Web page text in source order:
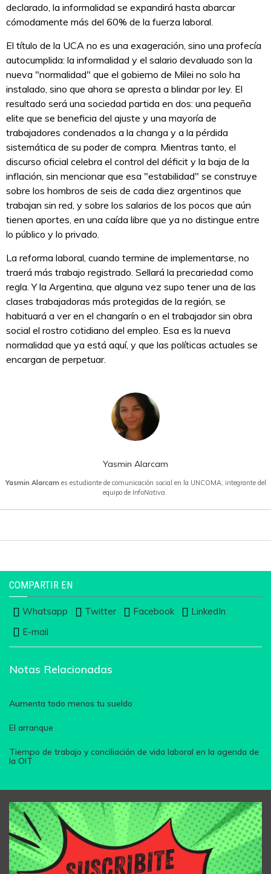
declarado, la informalidad se expandirá hasta abarcar
cómodamente más del 60% de la fuerza laboral.
El título de la UCA no es una exageración, sino una profecía
autocumplida: la informalidad y el salario devaluado son la
nueva "normalidad" que el gobierno de Milei no solo ha
instalado, sino que ahora se apresta a blindar por ley. El
resultado será una sociedad partida en dos: una pequeña
elite que se beneficia del ajuste y una mayoría de
trabajadores condenados a la changa y a la pérdida
sistemática de su poder de compra. Mientras tanto, el
discurso oficial celebra el control del déficit y la baja de la
inflación, sin mencionar que esa "estabilidad" se construye
sobre los hombros de seis de cada diez argentinos que
trabajan sin red, y sobre los salarios de los pocos que aún
tienen aportes, en una caída libre que ya no distingue entre
lo público y lo privado.
La reforma laboral, cuando termine de implementarse, no
traerá más trabajo registrado. Sellará la precariedad como
regla. Y la Argentina, que alguna vez supo tener una de las
clases trabajadoras más protegidas de la región, se
habituará a ver en el changarín o en el trabajador sin obra
social el rostro cotidiano del empleo. Esa es la nueva
normalidad que ya está aquí, y que las políticas actuales se
encargan de perpetuar.
Yasmin Alarcam
Yasmin Alarcam es estudiante de comunicación social en la UNCOMA, integrante del
equipo de InfoNativa.
COMPARTIR EN
Whatsapp Twitter Facebook
LinkedIn
E-mail
Notas Relacionadas
Aumenta todo menos tu sueldo
El arranque
Tiempo de trabajo y conciliación de vida laboral en la agenda de
la OIT